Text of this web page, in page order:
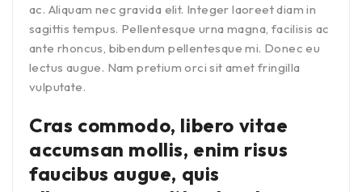
ac. Aliquam nec gravida elit. Integer laoreet diam in
sagittis tempus. Pellentesque urna magna, facilisis ac
ante rhoncus, bibendum pellentesque mi. Donec eu
lectus augue. Nam pretium orci sit amet fringilla
vulputate.
Cras commodo, libero vitae
accumsan mollis, enim risus
faucibus augue, quis